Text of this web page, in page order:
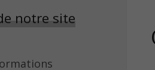
notre site